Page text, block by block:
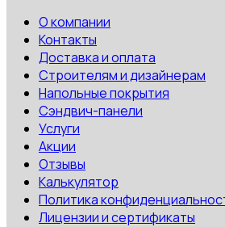
О компании
Контакты
Доставка и оплата
Строителям и дизайнерам
Напольные покрытия
Сэндвич-панели
Услуги
Акции
Отзывы
Калькулятор
Политика
Лицензии и сертификаты